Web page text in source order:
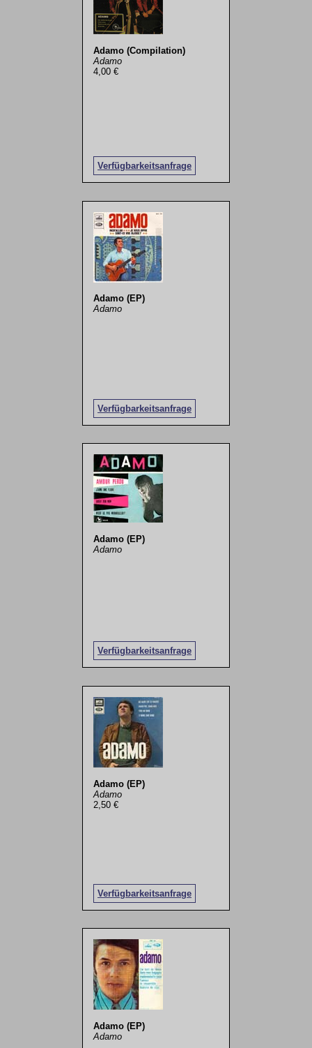
Adamo (Compilation)
Adamo
4,00 €
Verfügbarkeitsanfrage
Adamo (EP)
Adamo
Verfügbarkeitsanfrage
Adamo (EP)
Adamo
Verfügbarkeitsanfrage
Adamo (EP)
Adamo
2,50 €
Verfügbarkeitsanfrage
Adamo (EP)
Adamo